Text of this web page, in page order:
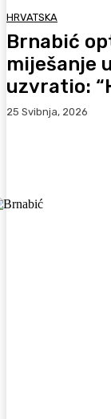
HRVATSKA
Brnabić
miješanje
uzvratio:
25 Svibnja, 2026